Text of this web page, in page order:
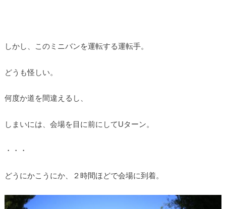
しかし、このミニバンを運転する運転手。
どうも怪しい。
何度か道を間違えるし、
しまいには、会場を目に前にしてUターン。
・・・
どうにかこうにか、２時間ほどで会場に到着。